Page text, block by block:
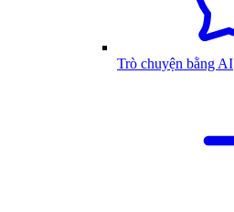
Trò chuyện bằng AI